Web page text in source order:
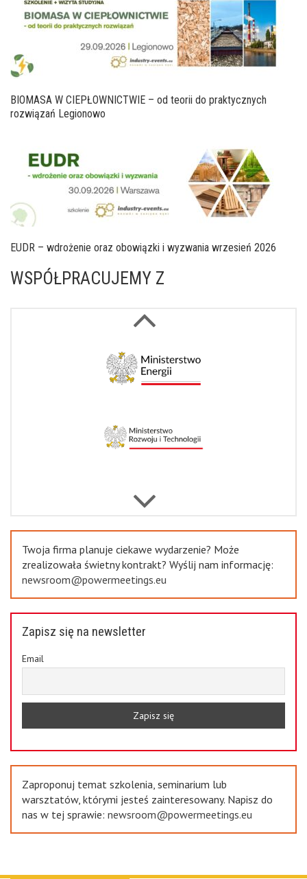
BIOMASA W CIEPŁOWNICTWIE – od teorii do praktycznych
rozwiązań Legionowo
EUDR – wdrożenie oraz obowiązki i wyzwania wrzesień 2026
WSPÓŁPRACUJEMY Z
Twoja firma planuje ciekawe wydarzenie? Może
zrealizowała świetny kontrakt? Wyślij nam informację:
newsroom@powermeetings.eu
Zapisz się na newsletter
Email
Zaproponuj temat szkolenia, seminarium lub
warsztatów, którymi jesteś zainteresowany. Napisz do
nas w tej sprawie: newsroom@powermeetings.eu